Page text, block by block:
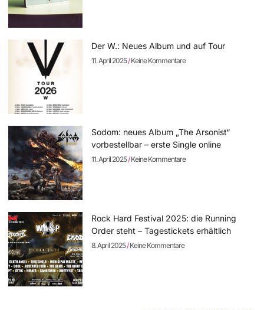
Der W.: Neues Album und auf Tour
11. April 2025 Keine Kommentare
Sodom: neues Album „The Arsonist“
vorbestellbar – erste Single online
11. April 2025 Keine Kommentare
Rock Hard Festival 2025: die Running
Order steht – Tagestickets erhältlich
8. April 2025 Keine Kommentare